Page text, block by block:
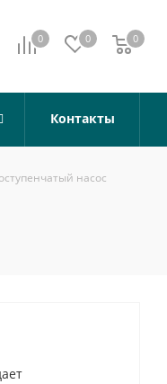
0 0 0
0
Контакты
насос